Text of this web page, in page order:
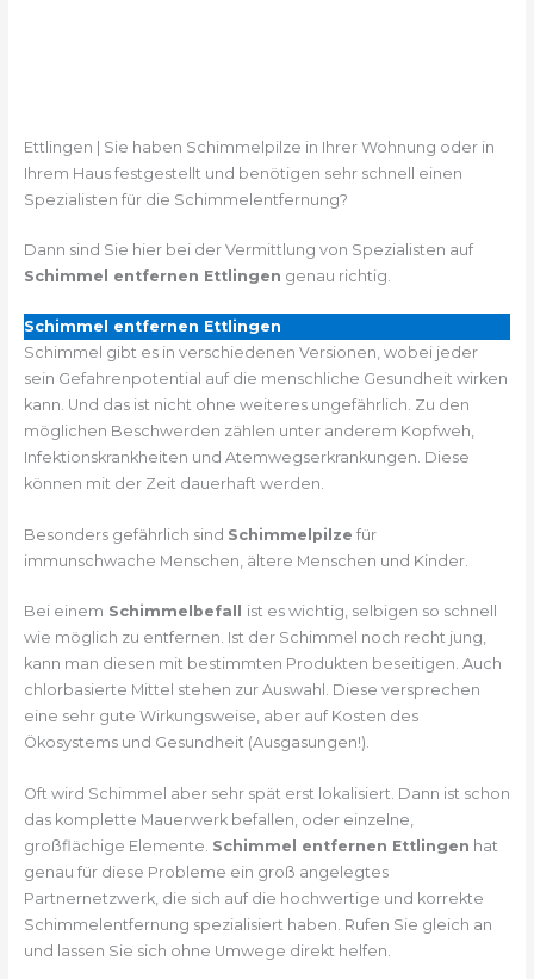
Ettlingen | Sie haben Schimmelpilze in Ihrer Wohnung oder in
Ihrem Haus festgestellt und benötigen sehr schnell einen
Spezialisten für die Schimmelentfernung?
Dann sind Sie hier bei der Vermittlung von Spezialisten auf
Schimmel entfernen Ettlingen genau richtig.
Schimmel entfernen Ettlingen
Schimmel gibt es in verschiedenen Versionen, wobei jeder
sein Gefahrenpotential auf die menschliche Gesundheit wirken
kann. Und das ist nicht ohne weiteres ungefährlich. Zu den
möglichen Beschwerden zählen unter anderem Kopfweh,
Infektionskrankheiten und Atemwegserkrankungen. Diese
können mit der Zeit dauerhaft werden.
Besonders gefährlich sind Schimmelpilze für
immunschwache Menschen, ältere Menschen und Kinder.
Bei einem Schimmelbefall ist es wichtig, selbigen so schnell
wie möglich zu entfernen. Ist der Schimmel noch recht jung,
kann man diesen mit bestimmten Produkten beseitigen. Auch
chlorbasierte Mittel stehen zur Auswahl. Diese versprechen
eine sehr gute Wirkungsweise, aber auf Kosten des
Ökosystems und Gesundheit (Ausgasungen!).
Oft wird Schimmel aber sehr spät erst lokalisiert. Dann ist schon
das komplette Mauerwerk befallen, oder einzelne,
großflächige Elemente. Schimmel entfernen Ettlingen hat
genau für diese Probleme ein groß angelegtes
Partnernetzwerk, die sich auf die hochwertige und korrekte
Schimmelentfernung spezialisiert haben. Rufen Sie gleich an
und lassen Sie sich ohne Umwege direkt helfen.